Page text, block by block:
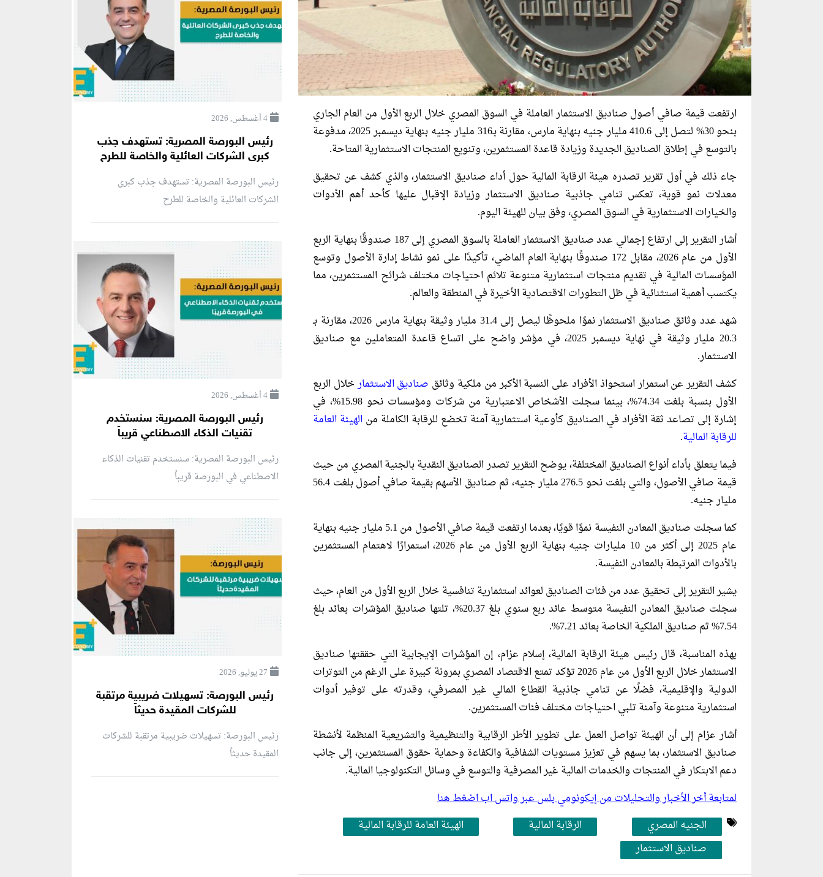
ارتفعت قيمة صافي أصول صناديق الاستثمار العاملة في السوق المصري خلال الربع الأول من العام الجاري
بنحو 30% لتصل إلى 410.6 مليار جنيه بنهاية مارس، مقارنة بـ316 مليار جنيه بنهاية ديسمبر 2025، مدفوعة
بالتوسع في إطلاق الصناديق الجديدة وزيادة قاعدة المستثمرين، وتنويع المنتجات الاستثمارية المتاحة.
جاء ذلك في أول تقرير تصدره هيئة الرقابة المالية حول أداء صناديق الاستثمار، والذي كشف عن تحقيق
معدلات نمو قوية، تعكس تنامي جاذبية صناديق الاستثمار وزيادة الإقبال عليها كأحد أهم الأدوات
والخيارات الاستثمارية في السوق المصري، وفق بيان للهيئة اليوم.
أشار التقرير إلى ارتفاع إجمالي عدد صناديق الاستثمار العاملة بالسوق المصري إلى 187 صندوقًا بنهاية الربع
الأول من عام 2026، مقابل 172 صندوقًا بنهاية العام الماضي، تأكيدًا على نمو نشاط إدارة الأصول وتوسع
المؤسسات المالية في تقديم منتجات استثمارية متنوعة تلائم احتياجات مختلف شرائح المستثمرين، مما
يكتسب أهمية استثنائية في ظل التطورات الاقتصادية الأخيرة في المنطقة والعالم.
شهد عدد وثائق صناديق الاستثمار نموًا ملحوظًا ليصل إلى 31.4 مليار وثيقة بنهاية مارس 2026، مقارنة بـ
20.3 مليار وثيقة في نهاية ديسمبر 2025، في مؤشر واضح على اتساع قاعدة المتعاملين مع صناديق
الاستثمار.
كشف التقرير عن استمرار استحواذ الأفراد على النسبة الأكبر من ملكية وثائق صناديق الاستثمارخلال الربع
الأول بنسبة بلغت 74.34%، بينما سجلت الأشخاص الاعتبارية من شركات ومؤسسات نحو 15.98%، في
إشارة إلى تصاعد ثقة الأفراد في الصناديق كأوعية استثمارية آمنة تخضع للرقابة الكاملة من الهيئة العامة
للرقابة المالية.
فيما يتعلق بأداء أنواع الصناديق المختلفة، يوضح التقرير تصدر الصناديق النقدية بالجنية المصري من حيث
قيمة صافي الأصول، والتي بلغت نحو 276.5 مليار جنيه، ثم صناديق الأسهم بقيمة صافي أصول بلغت 56.4
مليار جنيه.
كما سجلت صناديق المعادن النفيسة نموًا قويًا، بعدما ارتفعت قيمة صافي الأصول من 5.1 مليار جنيه بنهاية
عام 2025 إلى أكثر من 10 مليارات جنيه بنهاية الربع الأول من عام 2026، استمرارًا لاهتمام المستثمرين
بالأدوات المرتبطة بالمعادن النفيسة.
يشير التقرير إلى تحقيق عدد من فئات الصناديق لعوائد استثمارية تنافسية خلال الربع الأول من العام، حيث
سجلت صناديق المعادن النفيسة متوسط عائد ربع سنوي بلغ 20.37%، تلتها صناديق المؤشرات بعائد بلغ
7.54% ثم صناديق الملكية الخاصة بعائد 7.21%.
بهذه المناسبة، قال رئيس هيئة الرقابة المالية، إسلام عزام، إن المؤشرات الإيجابية التي حققتها صناديق
الاستثمار خلال الربع الأول من عام 2026 تؤكد تمتع الاقتصاد المصري بمرونة كبيرة على الرغم من التوترات
الدولية والإقليمية، فضلًا عن تنامي جاذبية القطاع المالي غير المصرفي، وقدرته على توفير أدوات
استثمارية متنوعة وآمنة تلبي احتياجات مختلف فئات المستثمرين.
أشار عزام إلى أن الهيئة تواصل العمل على تطوير الأطر الرقابية والتنظيمية والتشريعية المنظمة لأنشطة
صناديق الاستثمار، بما يسهم في تعزيز مستويات الشفافية والكفاءة وحماية حقوق المستثمرين، إلى جانب
دعم الابتكار في المنتجات والخدمات المالية غير المصرفية والتوسع في وسائل التكنولوجيا المالية.
لمتابعة أخر الأخبار والتحليلات من إيكونومي بلس عبر واتس اب اضغط هنا
الجنيه المصري
الرقابة المالية
الهيئة العامة للرقابة المالية
صناديق الاستثمار
4 أغسطس, 2026
رئيس البورصة المصرية: تستهدف جذب
كبرى الشركات العائلية والخاصة للطرح
رئيس البورصة المصرية: تستهدف جذب كبرى
الشركات العائلية والخاصة للطرح
4 أغسطس, 2026
رئيس البورصة المصرية: سنستخدم
تقنيات الذكاء الاصطناعي قريباً
رئيس البورصة المصرية: سنستخدم تقنيات الذكاء
الاصطناعي في البورصة قريباً
27 يوليو, 2026
رئيس البورصة: تسهيلات ضريبية مرتقبة
للشركات المقيدة حديثاً
رئيس البورصة: تسهيلات ضريبية مرتقبة للشركات
المقيدة حديثاً